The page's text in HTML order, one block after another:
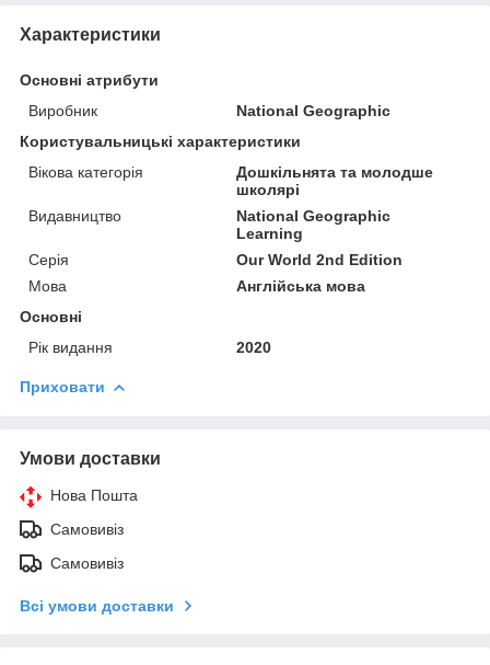
Характеристики
Основні атрибути
Виробник
National Geographic
Користувальницькі характеристики
Вікова категорія
Дошкільнята та молодше
школярі
Видавництво
National Geographic
Learning
Серія
Our World 2nd Edition
Мова
Англійська мова
Основні
Рік видання
2020
Приховати
Умови доставки
Нова Пошта
Самовивіз
Самовивіз
Всі умови доставки